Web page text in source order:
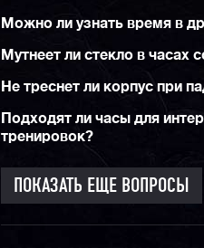
Можно ли узнать время в
Мутнеет ли стекло в часах
Не треснет ли корпус при
Подходят ли часы для
тренировок?
ПОКАЗАТЬ ЕЩЕ ВОПРОСЫ